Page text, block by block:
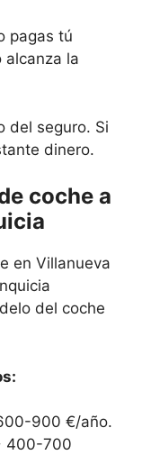
pagas tú
alcanza la
del seguro. Si
dinero.
coche a
en Villanueva
del coche
900 €/año.
400-700